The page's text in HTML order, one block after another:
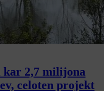
kar 2,7 milijona
celoten projekt